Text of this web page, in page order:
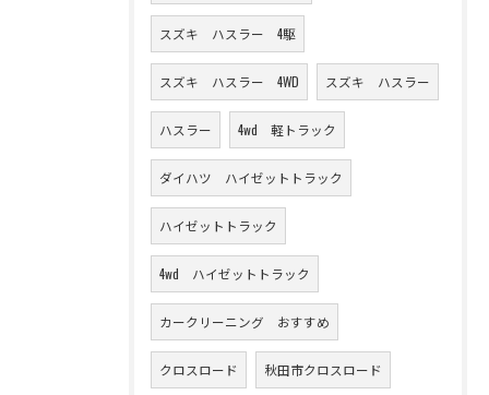
スズキ ハスラー 4駆
スズキ ハスラー 4WD スズキ ハスラー
ハスラー 4wd 軽トラック
ダイハツ ハイゼットトラック
ハイゼットトラック
4wd ハイゼットトラック
カークリーニング おすすめ
クロスロード 秋田市クロスロード